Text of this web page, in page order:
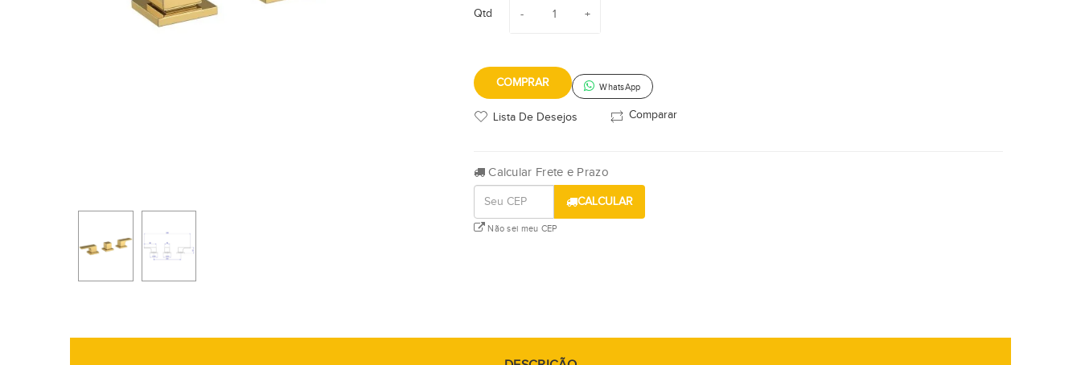
Qtd
COMPRAR WhatsApp
Lista De Desejos Comparar
Calcular Frete e Prazo
CALCULAR
Não sei meu CEP